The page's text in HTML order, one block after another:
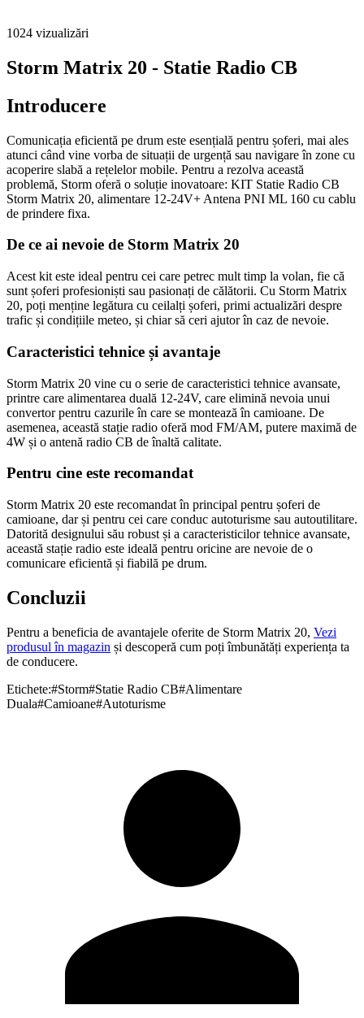
1024 vizualizări
Storm Matrix 20 - Statie Radio CB
Introducere
Comunicația eficientă pe drum este esențială pentru șoferi, mai ales
atunci când vine vorba de situații de urgență sau navigare în zone cu
acoperire slabă a rețelelor mobile. Pentru a rezolva această
problemă, Storm oferă o soluție inovatoare: KIT Statie Radio CB
Storm Matrix 20, alimentare 12-24V+ Antena PNI ML 160 cu cablu
de prindere fixa.
De ce ai nevoie de Storm Matrix 20
Acest kit este ideal pentru cei care petrec mult timp la volan, fie că
sunt șoferi profesioniști sau pasionați de călătorii. Cu Storm Matrix
20, poți menține legătura cu ceilalți șoferi, primi actualizări despre
trafic și condițiile meteo, și chiar să ceri ajutor în caz de nevoie.
Caracteristici tehnice și avantaje
Storm Matrix 20 vine cu o serie de caracteristici tehnice avansate,
printre care alimentarea duală 12-24V, care elimină nevoia unui
convertor pentru cazurile în care se montează în camioane. De
asemenea, această stație radio oferă mod FM/AM, putere maximă de
4W și o antenă radio CB de înaltă calitate.
Pentru cine este recomandat
Storm Matrix 20 este recomandat în principal pentru șoferi de
camioane, dar și pentru cei care conduc autoturisme sau autoutilitare.
Datorită designului său robust și a caracteristicilor tehnice avansate,
această stație radio este ideală pentru oricine are nevoie de o
comunicare eficientă și fiabilă pe drum.
Concluzii
Pentru a beneficia de avantajele oferite de Storm Matrix 20, Vezi
produsul în magazin și descoperă cum poți îmbunătăți experiența ta
de conducere.
Etichete:#Storm#Statie Radio CB#Alimentare
Duala#Camioane#Autoturisme